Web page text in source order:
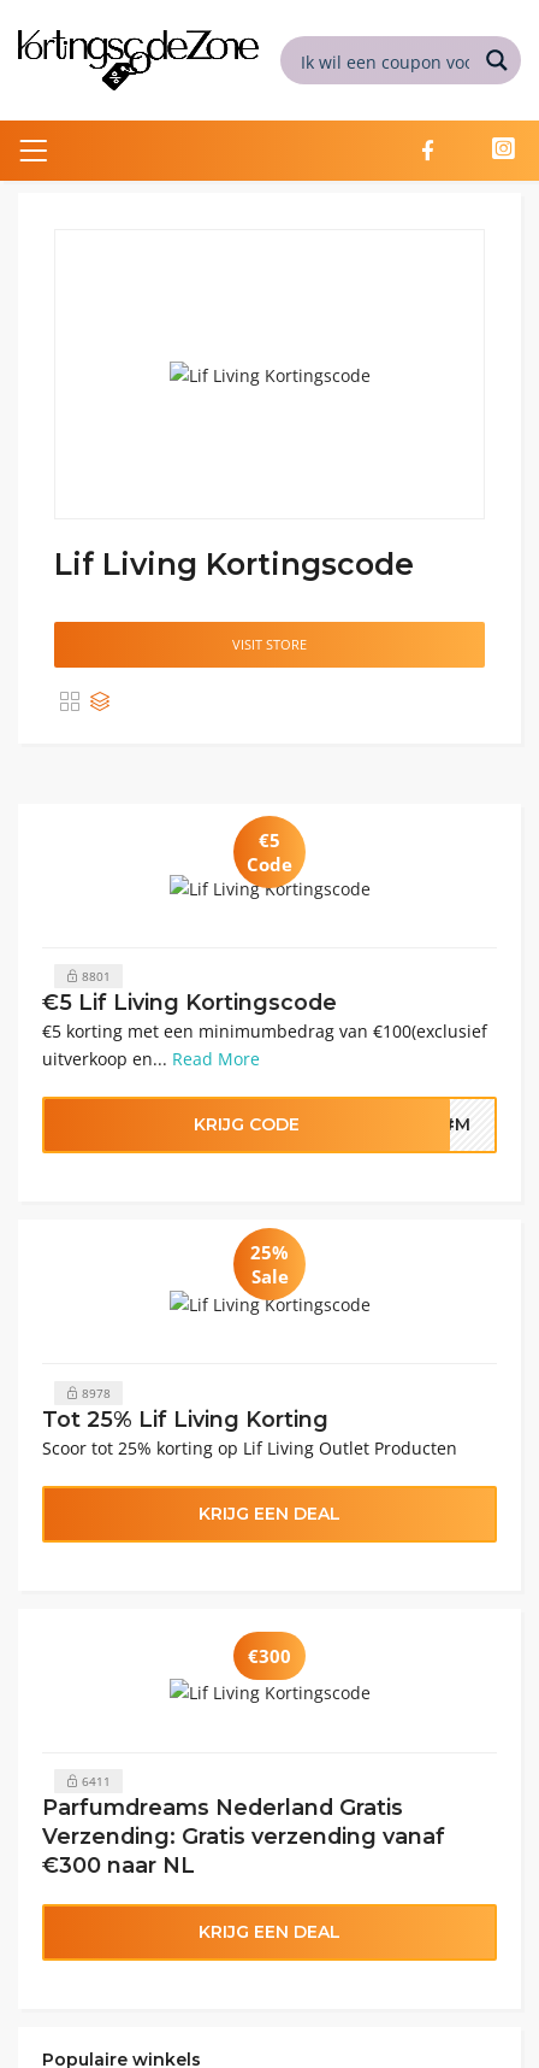
Lif Living Kortingscode
VISIT STORE
€5
Code
8801
€5 Lif Living Kortingscode
€5 korting met een minimumbedrag van €100(exclusief
uitverkoop en... Read More
KRIJG CODE LK#M
25%
Sale
8978
Tot 25% Lif Living Korting
Scoor tot 25% korting op Lif Living Outlet Producten
KRIJG EEN DEAL
€300
6411
Parfumdreams Nederland Gratis
Verzending: Gratis verzending vanaf
€300 naar NL
KRIJG EEN DEAL
Populaire winkels